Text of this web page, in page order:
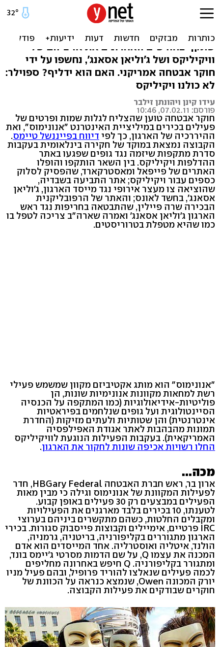
הצבא של ויקיליקס נחשף?
סודותיו של אנונימוס, ארגון פעילי רשת פרוע,
שתקף בחודשים האחרונים את אויביהם של
וויקיליקס ושל ג'וליאן אסאנג', נחשפו על ידי
חוקר אבטחה אמריקני. האם הוא ידליף? ספוילר:
לא כולנו ויקיליקס
עידו קינן ויהונתן זילבר
פורסם: 07.02.11, 10:46
חוקר אבטחה טוען שהצליח לגלות שמות ופרטים של
פעילים בכירים במיליציית האינטרנט "אנונימוס", ואת
ההיררכיה של הארגון, כך לפי דיווח בפייננשל טיימס.
הקבוצה נמצאת במוקד של חקירה בינלאומית בעקבות
סדרת מתקפות שיזמה נגד גופים שפגעו באתר
ההדלפות ויקיליקס. בין השאר הותקפו והופלו
האתרים של פייפאל ומאסטרקארד, שהפסיק לסלוק
כספים עבור ויקיליקס; אתר התביעה בשבדיה,
שהוציאה צו מעצר אירופי נגד מייסד הארגון, ג'וליאן
אסאנג', בחשד לאונס; והאתר של הרפובליקנית
הבכירה שרה פיילין, שהתבטאה בחריפות נגד ראש
הארגון ג'וליאן אסאנג' ואמרה שארה"ב צריכה לטפל בו
כמו שהיא מטפלת בטרוריסטים.
"אנונימוס" הוא מותג אקטיביזם מקוון שמשמש פעילי
רשת למחאות מקוונות אנונימיות שונות, הן
פוליטיות-אידיאולוגיות (כמו המתקפה על הכנסיה
הסיינטולוגית ועל גופים שנלחמים בפיראטיות
אינטרנטית) והן שטותיות ולעתים מזיקות (החדרת
תמונות מהבהבות לאתר אגודת האפילפסיה
האמריקאית). בעקבות הפעילות הנוגעת לוויקיליקס
החלו רשויות אכיפה שונות לחקור את הארגון.
מכה...
ארון בר, ראש חברת האבטחה HBGary Federal, חדר
לפעילות המקוונת של אנונימוס וגילה כי מבין מאות
הפעילים במבצעים רק 30 פעילים באופן קבוע.
לטענתו, 10 בכירים בלבד מארגנים את הפעילויות
ומקבלים החלטות, כשהם מתקשרים ביניהם בערוצי
IRC פרטיים, אימיילים וקבוצות פייסבוק סגורות. בכירי
הארגון מתגוררים בקליפורניה, בריטניה, גרמניה,
הולנד, איטליה ואוסטרליה. אחד המייסדים הוא אדם
המכנה את עצמו Q, על שם הדמות מסרטי ג'יימס בונד,
ומתגורר בקליפורניה. Q חיפש באחרונה מחליפים
לכמה פעילים שנאלצו להוריד פרופיל, ובהם פעיל מניו
יורק המכונה Owen, שנמצא כנראה על הכוונת של
חוקרים שבודקים את פעילות הקבוצה.